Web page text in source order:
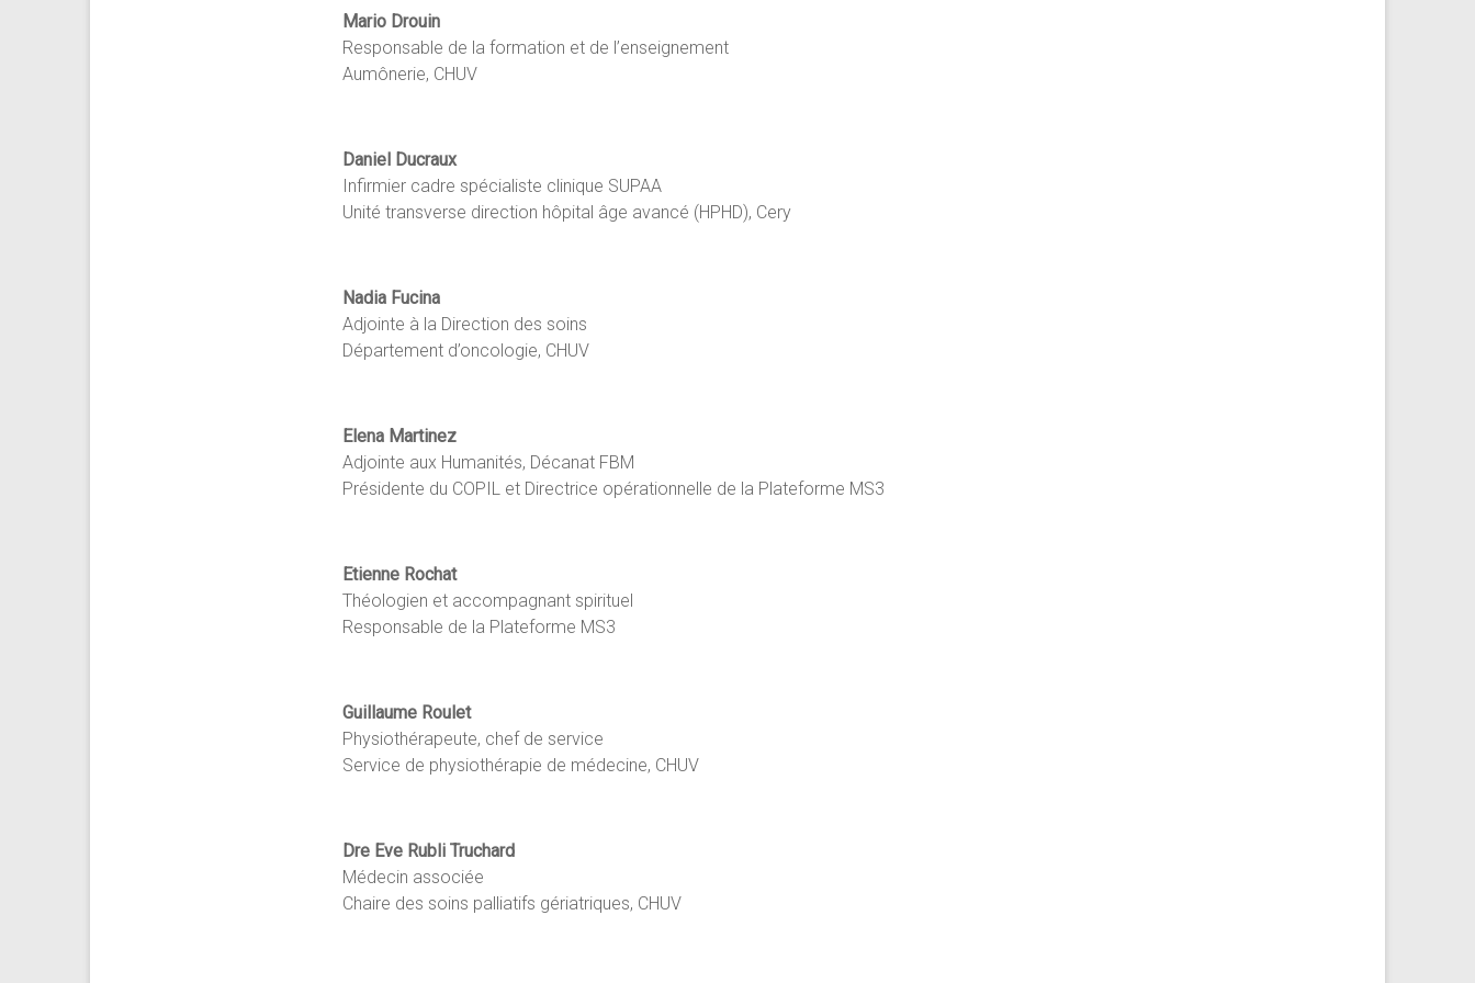
Mario Drouin
Responsable de la formation et de l’enseignement
Aumônerie, CHUV
Daniel Ducraux
Infirmier cadre spécialiste clinique SUPAA
Unité transverse direction hôpital âge avancé (HPHD), Cery
Nadia Fucina
Adjointe à la Direction des soins
Département d’oncologie, CHUV
Elena Martinez
Adjointe aux Humanités, Décanat FBM
Présidente du COPIL et Directrice opérationnelle de la Plateforme MS3
Etienne Rochat
Théologien et accompagnant spirituel
Responsable de la Plateforme MS3
Guillaume Roulet
Physiothérapeute, chef de service
Service de physiothérapie de médecine, CHUV
Dre Eve Rubli Truchard
Médecin associée
Chaire des soins palliatifs gériatriques, CHUV